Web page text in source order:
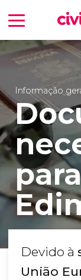
Informação
Devido à
União